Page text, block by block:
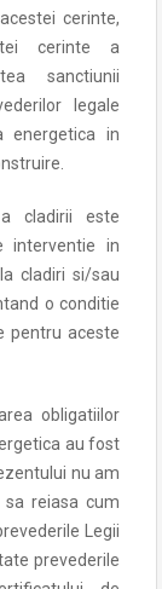
cerinte,
cerinte a
sanctiunii
legale
energetica in
cladirii este
interventie in
cladiri si/sau
o conditie
pentru aceste
obligatiilor
au fost
nu am
reiasa cum
Legii
prevederile